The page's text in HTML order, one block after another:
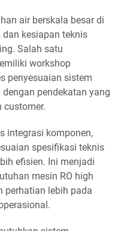
air berskala besar di
kesiapan teknis
Salah satu
workshop
penyesuaian sistem
pendekatan yang
customer.
integrasi komponen,
spesifikasi teknis
efisien. Ini menjadi
mesin RO high
perhatian lebih pada